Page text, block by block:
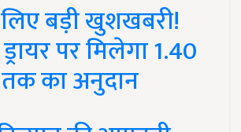
बड़ी खुशखबरी!
पर मिलेगा 1.40
का अनुदान